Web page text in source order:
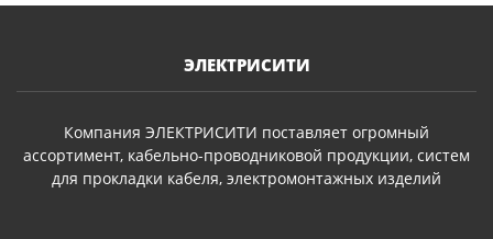
ЭЛЕКТРИСИТИ
Компания ЭЛЕКТРИСИТИ поставляет огромный
ассортимент, кабельно-проводниковой продукции, систем
для прокладки кабеля, электромонтажных изделий